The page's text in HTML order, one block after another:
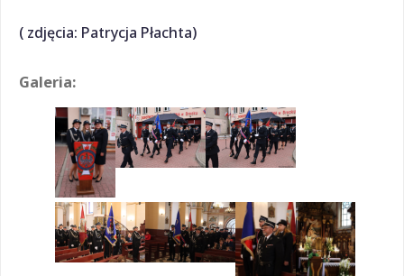
( zdjęcia: Patrycja Płachta)
Galeria: